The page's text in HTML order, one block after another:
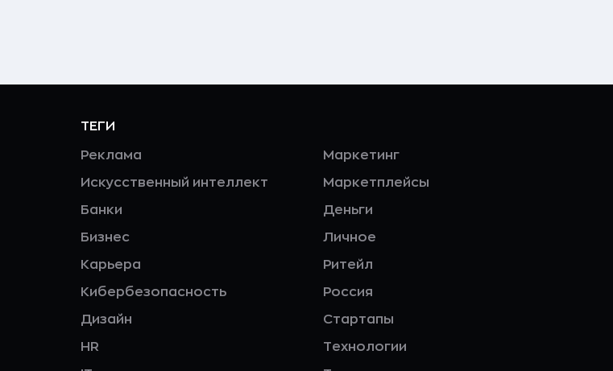
ТЕГИ
Реклама
Искусственный интеллект
Банки
Бизнес
Карьера
Кибербезопасность
Дизайн
HR
Маркетинг
Маркетплейсы
Деньги
Личное
Ритейл
Россия
Стартапы
Технологии